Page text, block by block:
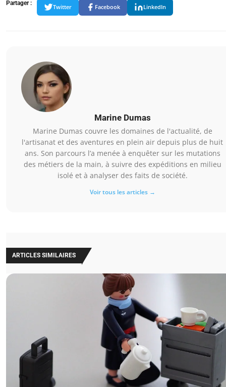
Partager :
Twitter Facebook LinkedIn
Marine Dumas
Marine Dumas couvre les domaines de l'actualité, de
l'artisanat et des aventures en plein air depuis plus de huit
ans. Son parcours l’a menée à enquêter sur les mutations
des métiers de la main, à suivre des expéditions en milieu
isolé et à analyser des faits de société.
Voir tous les articles →
ARTICLES SIMILAIRES